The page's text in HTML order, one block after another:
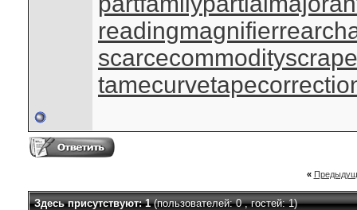
readingmagnifier
scarcecommodity
tamecurve
«
Здесь присутствуют: 1(пользователей: 0 , гостей: 1)